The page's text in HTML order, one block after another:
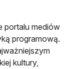
portalu mediów
programową.
kultury,